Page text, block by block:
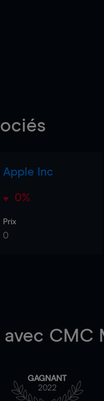
Apple Inc
0%
Prix
0
avec CMC
GAGNANT
2022